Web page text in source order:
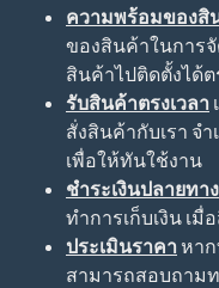
ความพร้อมของสิ
ของสินค้าในการ
สินค้าไปติดตั้งได้ต
รับสินค้าตรงเวลา
สั่งสินค้ากับเรา จ
เพื่อให้ทันใช้งาน
ชำระเงินปลายทาง
ทำการเก็บเงิน เ
ประเมินราคา หา
สามารถสอบถาม